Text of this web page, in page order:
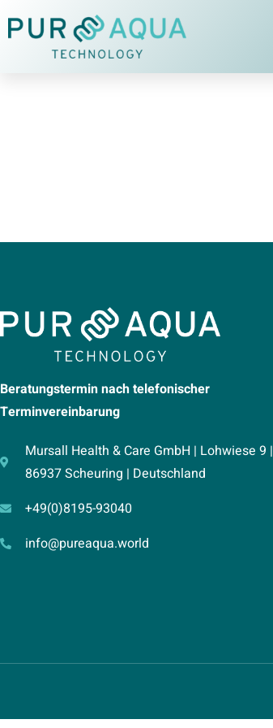
Beratungstermin nach telefonischer
Terminvereinbarung
Mursall Health & Care GmbH | Lohwiese 9 |
86937 Scheuring | Deutschland
+49(0)8195-93040
info@pureaqua.world